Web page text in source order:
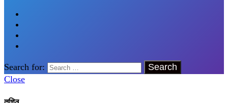
Search for:
Close